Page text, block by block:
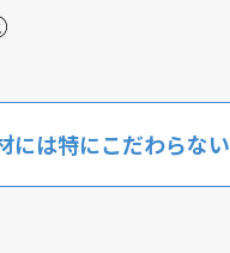
には特にこだわらない